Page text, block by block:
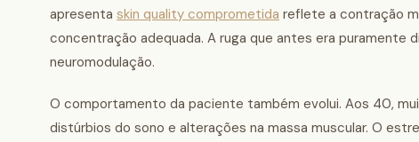
apresenta skin quality comprometida reflete a contração
concentração adequada. A ruga que antes era puramente
neuromodulação.
O comportamento da paciente também evolui. Aos 40,
distúrbios do sono e alterações na massa muscular. O